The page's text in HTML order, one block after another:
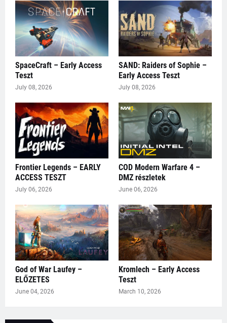
SpaceCraft – Early Access
Teszt
July 08, 2026
SAND: Raiders of Sophie –
Early Access Teszt
July 08, 2026
Frontier Legends – EARLY
ACCESS TESZT
July 06, 2026
COD Modern Warfare 4 –
DMZ részletek
June 06, 2026
God of War Laufey –
ELŐZETES
June 04, 2026
Kromlech – Early Access
Teszt
March 10, 2026